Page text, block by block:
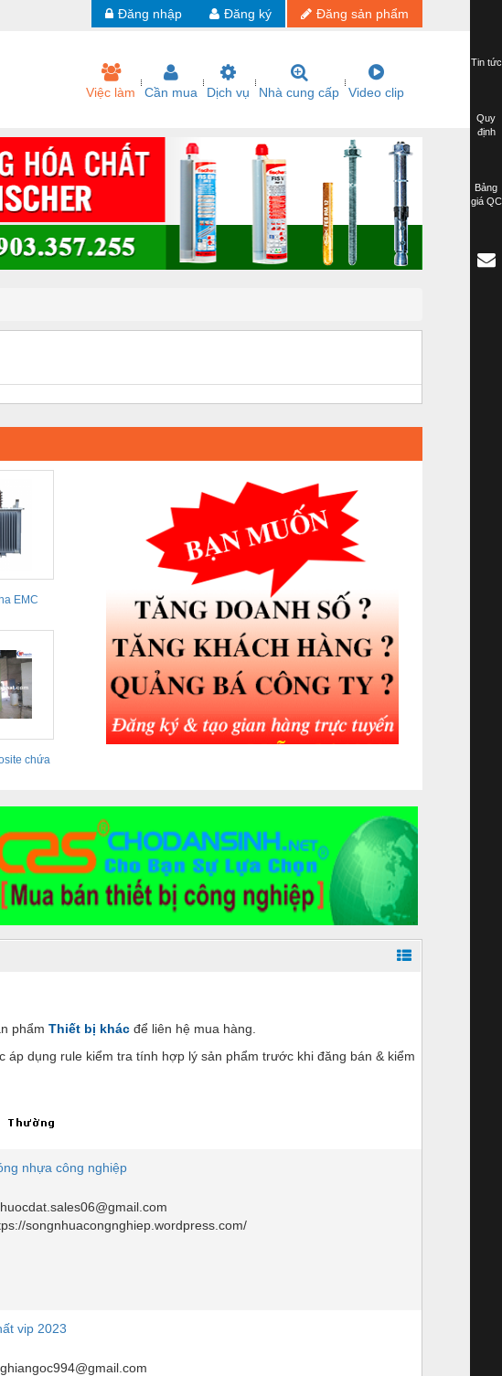
Đăng sản phẩm
Đăng ký
Đăng nhập
Việc làm Cần mua Dịch vụ Nhà cung cấp Video clip
EMC
chứa
phẩm Thiết bị khác để liên hệ mua hàng.
dụng rule kiểm tra tính hợp lý sản phẩm trước khi đăng bán & kiểm
nhựa công nghiệp
songnhuacongnghiep.wordpress.com/
vip 2023
Tin tức
Quy
định
Bảng
giá QC